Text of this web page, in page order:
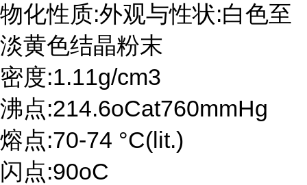
物化性质:外观与性状:白色至
淡黄色结晶粉末
密度:1.11g/cm3
沸点:214.6oCat760mmHg
熔点:70-74 °C(lit.)
闪点:90oC